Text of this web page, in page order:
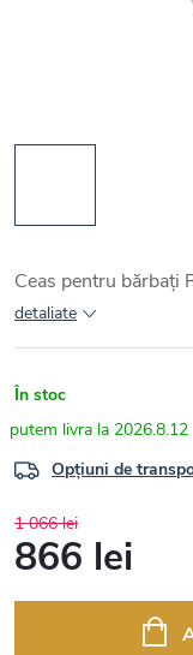
Ceas pentru bărbați
detaliate
În stoc
2026.8.12
Opțiuni de
1 066 lei
866 lei